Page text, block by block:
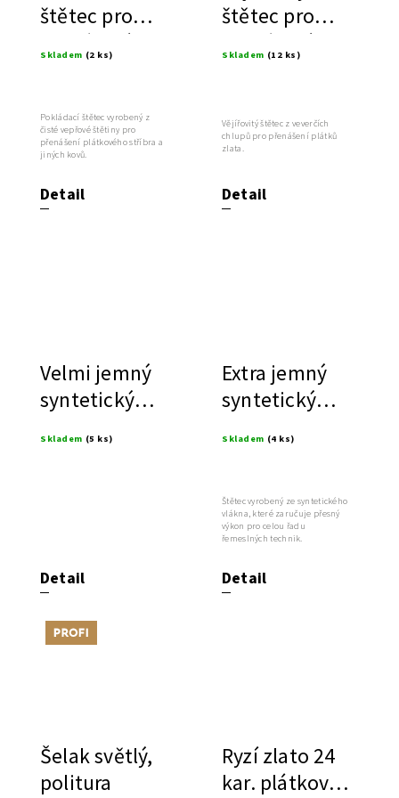
štětec pro
přenášení
Skladem (2 ks)
Detail
Pokládací štětec vyrobený z
čisté vepřové štětiny pro
přenášení plátkového stříbra a
jiných kovů.
štětec pro
přenášení
Skladem (12 ks)
Detail
Vějířovitý štětec z veverčích
chlupů pro přenášení plátků
zlata.
Velmi jemný
syntetický
Skladem (5 ks)
Detail
Extra jemný
syntetický
Skladem (4 ks)
Detail
Štětec vyrobený ze syntetického
vlákna, které zaručuje přesný
výkon pro celou řadu
řemeslných technik.
Tip
Šelak světlý,
politura
Ryzí zlato 24
kar. plátkové,